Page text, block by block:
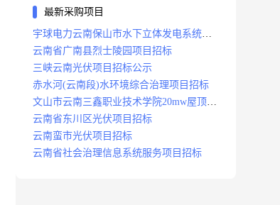
最新采购项目
宇球电力云南保山市水下立体发电系统项
目招标
云南省广南县烈士陵园项目招标
三峡云南光伏项目招标公示
赤水河(云南段)水环境综合治理项目招标
文山市云南三鑫职业技术学院20mw屋顶分
布式光伏设计施工总承包(epc)项目招标
云南省东川区光伏项目招标
云南蛮市光伏项目招标
云南省社会治理信息系统服务项目招标